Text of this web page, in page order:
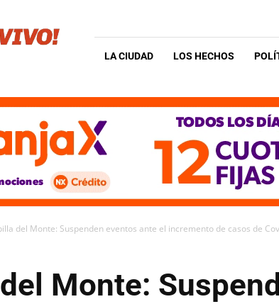
LA CIUDAD LOS HECHOS
del Monte: Suspenden eventos ante el incremento de casos de
Monte: